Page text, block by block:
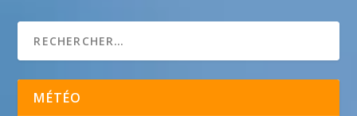
MÉTÉO